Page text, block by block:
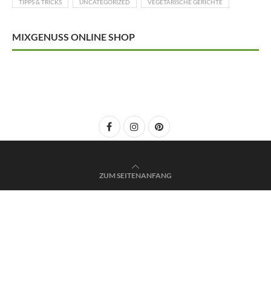
TIPPS & TRICKS UNCATEGORIZED VEGETARISCHE GERICHTE
MIXGENUSS ONLINE SHOP
ZUM SEITENANFANG